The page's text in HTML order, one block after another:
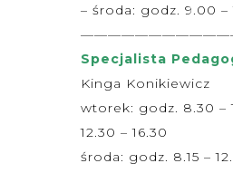
– środa: godz. 9.00 –
Specjalista
Kinga Konikiewicz
wtorek: godz. 8.30 –
12.30 – 16.30
środa: godz. 8.15 –